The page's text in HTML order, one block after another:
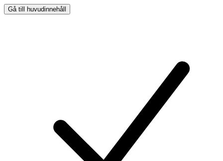
Gå till huvudinnehåll